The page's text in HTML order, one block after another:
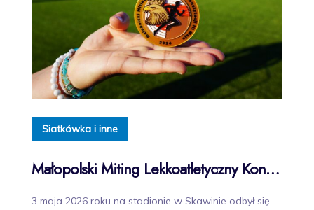
Siatkówka i inne
Małopolski Miting Lekkoatletyczny Konstytucji 3 Maja w Skawinie za nami!
3 maja 2026 roku na stadionie w Skawinie odbył się